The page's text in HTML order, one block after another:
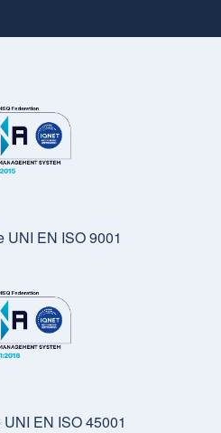
UNI EN ISO 9001
EN ISO 45001